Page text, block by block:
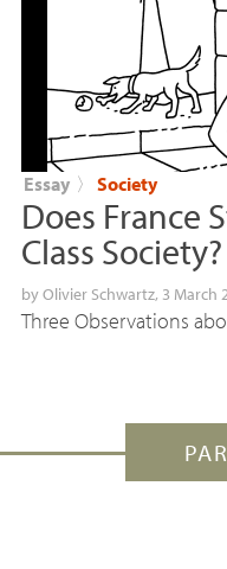
Essay 〉 Society
Does France
Class Society?
byOlivier Schwartz, 3 March
Three Observations